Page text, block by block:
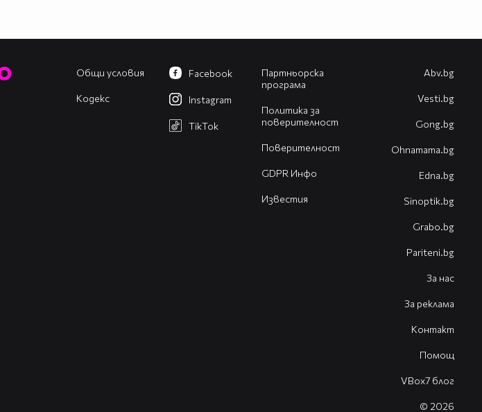
Общи условия
Кодекс
Партньорска
програма
Политика за
поверителност
Поверителност
GDPR Инфо
Известия
Facebook
Instagram
TikTok
Abv.bg
Vesti.bg
Gong.bg
Оhnamama.bg
Edna.bg
Sinoptik.bg
Grabo.bg
Pariteni.bg
За нас
За реклама
Контакт
Помощ
VBox7 блог
© 2026